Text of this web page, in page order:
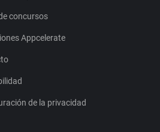
concursos
Appcelerate
de la privacidad